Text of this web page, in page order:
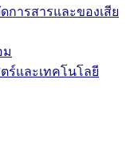
การสารและของเสีย
ม
ร์และเทคโนโลยี